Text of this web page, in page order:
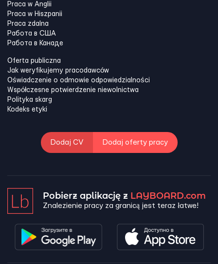
Praca w Anglii
Praca w Hiszpanii
Praca zdalna
Работа в США
Работа в Канадe
Oferta publiczna
Jak weryfikujemy pracodawców
Oświadczenie o odmowie odpowiedzialności
Współczesne potwierdzenie niewolnictwa
Polityka skarg
Kodeks etyki
Dodaj CV Dodaj oferty pracy
Pobierz aplikację z LAYBOARD.com
Znalezienie pracy za granicą jest teraz łatwe!